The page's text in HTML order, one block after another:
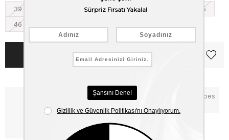
39 42 43
45
46
Notify me when the price goes
Free Shipping